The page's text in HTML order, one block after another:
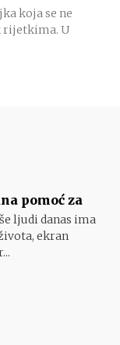
koja se ne
rijetkima. U
pomoć za
ljudi danas ima
ekran